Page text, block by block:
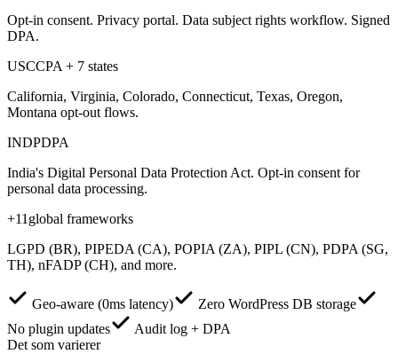
Opt-in consent. Privacy portal. Data subject rights workflow. Signed
DPA.
USCCPA + 7 states
California, Virginia, Colorado, Connecticut, Texas, Oregon,
Montana opt-out flows.
INDPDPA
India's Digital Personal Data Protection Act. Opt-in consent for
personal data processing.
+11 global frameworks
LGPD (BR), PIPEDA (CA), POPIA (ZA), PIPL (CN), PDPA (SG,
TH), nFADP (CH), and more.
Geo-aware (0ms latency)
Zero WordPress DB storage
No plugin updates
Audit log + DPA
Det som varierer